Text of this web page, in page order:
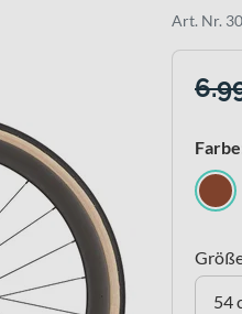
Art. Nr.
54